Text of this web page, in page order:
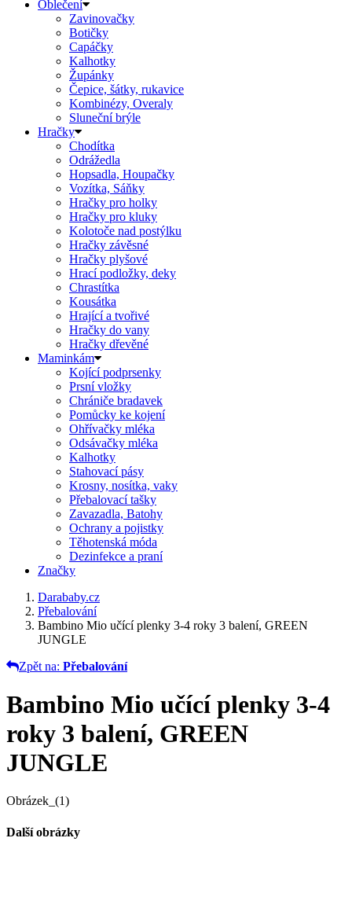
Oblečení
Zavinovačky
Botičky
Capáčky
Kalhotky
Župánky
Čepice, šátky, rukavice
Kombinézy, Overaly
Sluneční brýle
Hračky
Chodítka
Odrážedla
Hopsadla, Houpačky
Vozítka, Sáňky
Hračky pro holky
Hračky pro kluky
Kolotoče nad postýlku
Hračky závěsné
Hračky plyšové
Hrací podložky, deky
Chrastítka
Kousátka
Hrající a tvořivé
Hračky do vany
Hračky dřevěné
Maminkám
Kojící podprsenky
Prsní vložky
Chrániče bradavek
Pomůcky ke kojení
Ohřívačky mléka
Odsávačky mléka
Kalhotky
Stahovací pásy
Krosny, nosítka, vaky
Přebalovací tašky
Zavazadla, Batohy
Ochrany a pojistky
Těhotenská móda
Dezinfekce a praní
Značky
Darababy.cz
Přebalování
Bambino Mio učící plenky 3-4 roky 3 balení, GREEN
JUNGLE
Zpět na: Přebalování
Bambino Mio učící plenky 3-4
roky 3 balení, GREEN
JUNGLE
Obrázek_(1)
Další obrázky